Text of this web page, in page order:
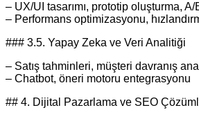
– UX/UI tasarımı, prototip oluşturma, A/
– Performans optimizasyonu,
### 3.5. Yapay Zeka ve Veri Analitiği
– Satış tahminleri, müşteri davranış
– Chatbot, öneri motoru entegrasyonu
## 4. Dijital Pazarlama ve SEO